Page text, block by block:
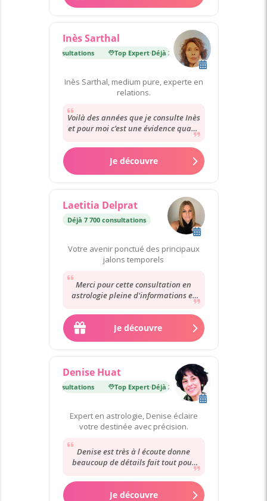
Inès Sarthal
Déjà 25 000 consultations Top Expert·Déjà 25 000 consultations
Inès Sarthal, medium pure, experte en
relations.
Voilà des années que je consulte Inès
et pour moi c’est une évidence quant
son professionnalisme , son ecoute...
Je découvre
Laetitia Delprat
Déjà 7 700 consultations
Votre avenir ponctué des principaux
jalons temporels
Merci pour cette consultation en
astrologie pleine d'informations et
prendre le...
Je découvre
Denise Huat
Déjà 24 000 consultations Top Expert·Déjà 24 000 consultations
Expert en astrologie, Denise éclaire
votre destinée avec précision.
Denise est très à l écoute donne
beaucoup de détails fait tout pour
annonce...
Je découvre